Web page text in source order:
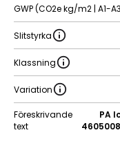
GWP (CO2e kg/m2 | A1-
Slitstyrka
Klassning
Variation
Föreskrivande
text
PA